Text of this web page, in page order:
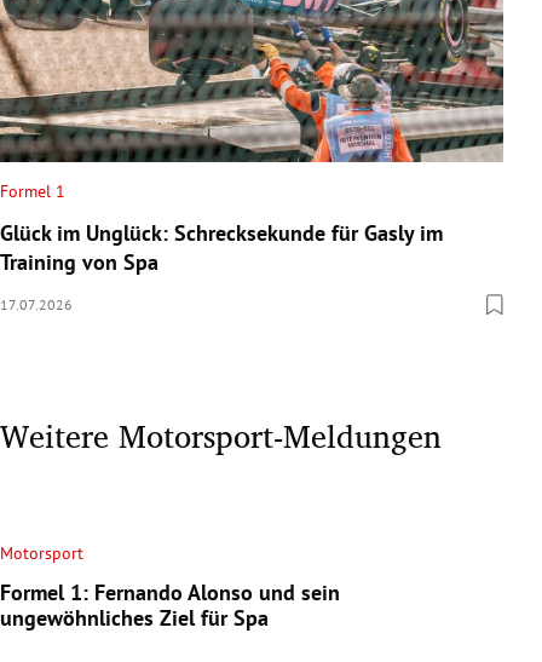
Formel 1
Glück im Unglück: Schrecksekunde für Gasly im
Training von Spa
17.07.2026
Weitere Motorsport-Meldungen
Motorsport
Formel 1: Fernando Alonso und sein
ungewöhnliches Ziel für Spa